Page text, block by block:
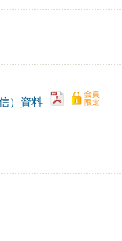
）資料